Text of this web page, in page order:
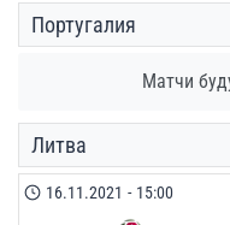
Португалия
Матчи
Литва
16.11.2021 - 15:00